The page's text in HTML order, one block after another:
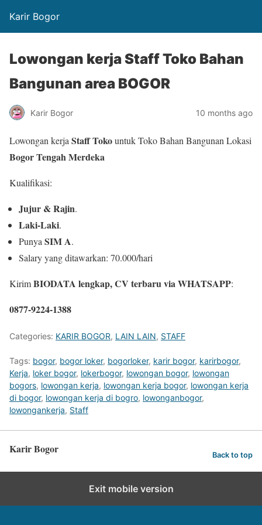
Karir Bogor
Lowongan kerja Staff Toko Bahan
Bangunan area BOGOR
Karir Bogor 10 months ago
Lowongan kerja Staff Tokountuk Toko Bahan Bangunan Lokasi
Bogor Tengah Merdeka
Kualifikasi:
Jujur & Rajin.
Laki-Laki.
Punya SIM A.
Salary yang ditawarkan: 70.000/hari
KirimBIODATA lengkap, CV terbaru via WHATSAPP:
0877-9224-1388
Categories: KARIR BOGOR, LAIN LAIN, STAFF
Tags: bogor, bogor loker, bogorloker, karir bogor, karirbogor,
Kerja, loker bogor, lokerbogor, lowongan bogor, lowongan
bogors, lowongan kerja, lowongan kerja bogor, lowongan kerja
di bogor, lowongan kerja di bogro, lowonganbogor,
lowongankerja, Staff
Karir Bogor Back to top
Exit mobile version